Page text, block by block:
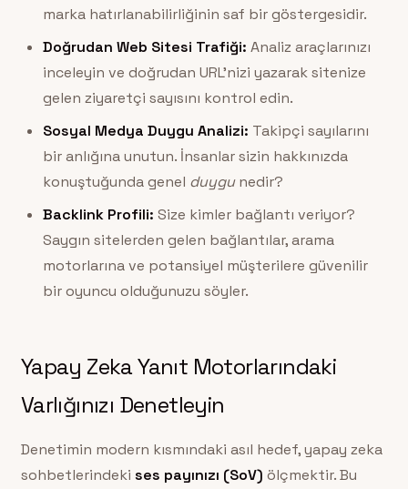
marka hatırlanabilirliğinin saf bir göstergesidir.
Doğrudan Web Sitesi Trafiği: Analiz araçlarınızı
inceleyin ve doğrudan URL’nizi yazarak sitenize
gelen ziyaretçi sayısını kontrol edin.
Sosyal Medya Duygu Analizi: Takipçi sayılarını
bir anlığına unutun. İnsanlar sizin hakkınızda
konuştuğunda genel duygunedir?
Backlink Profili: Size kimler bağlantı veriyor?
Saygın sitelerden gelen bağlantılar, arama
motorlarına ve potansiyel müşterilere güvenilir
bir oyuncu olduğunuzu söyler.
Yapay Zeka Yanıt Motorlarındaki
Varlığınızı Denetleyin
Denetimin modern kısmındaki asıl hedef, yapay zeka
sohbetlerindeki ses payınızı (SoV) ölçmektir. Bu